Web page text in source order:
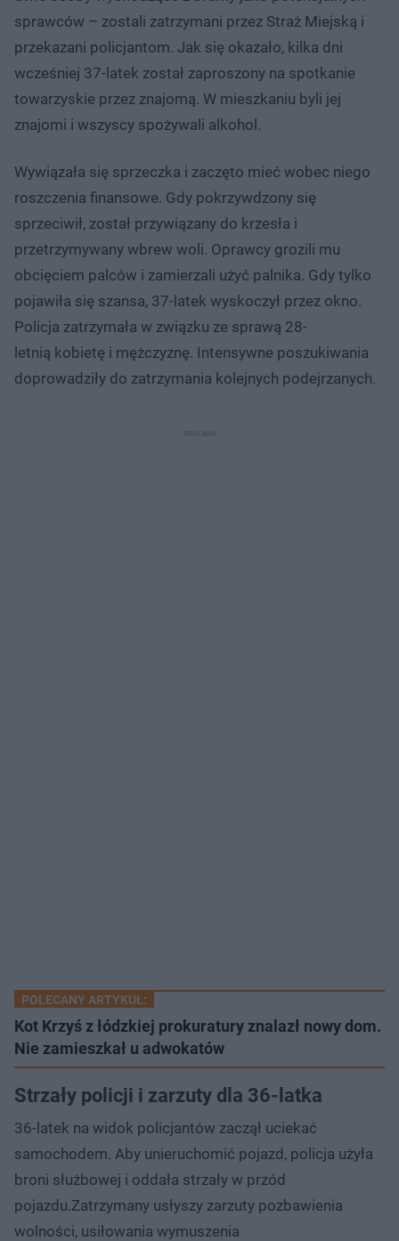
sprawców – zostali zatrzymani przez Straż Miejską i
przekazani policjantom. Jak się okazało, kilka dni
wcześniej 37-latek został zaproszony na spotkanie
towarzyskie przez znajomą. W mieszkaniu byli jej
znajomi i wszyscy spożywali alkohol.
Wywiązała się sprzeczka i zaczęto mieć wobec niego
roszczenia finansowe. Gdy pokrzywdzony się
sprzeciwił, został przywiązany do krzesła i
przetrzymywany wbrew woli. Oprawcy grozili mu
obcięciem palców i zamierzali użyć palnika. Gdy tylko
pojawiła się szansa, 37-latek wyskoczył przez okno.
Policja zatrzymała w związku ze sprawą 28-
letnią kobietę i mężczyznę. Intensywne poszukiwania
doprowadziły do zatrzymania kolejnych podejrzanych.
POLECANY ARTYKUŁ:
Kot Krzyś z łódzkiej prokuratury znalazł nowy dom.
Nie zamieszkał u adwokatów
Strzały policji i zarzuty dla 36-latka
36-latek na widok policjantów zaczął uciekać
samochodem. Aby unieruchomić pojazd, policja użyła
broni służbowej i oddała strzały w przód
pojazdu.Zatrzymany usłyszy zarzuty pozbawienia
wolności, usiłowania wymuszenia